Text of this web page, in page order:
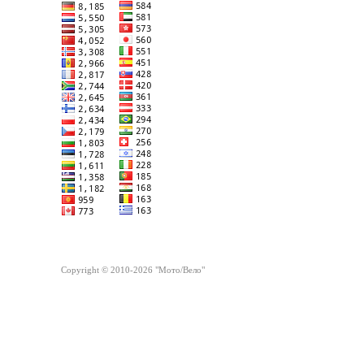
Copyright © 2010-2026 "Мото/Вело"